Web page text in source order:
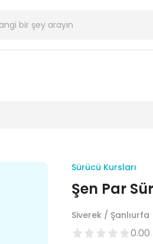
Sürücü Kursları
Şen Par
Siverek / Şanlıurfa
0.00